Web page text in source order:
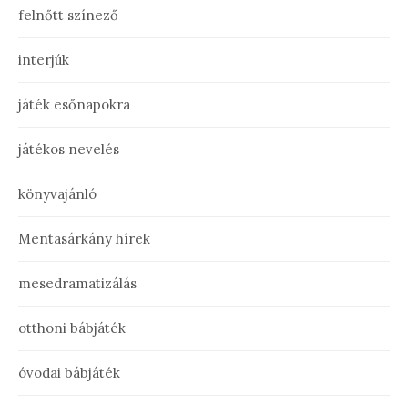
felnőtt színező
interjúk
játék esőnapokra
játékos nevelés
könyvajánló
Mentasárkány hírek
mesedramatizálás
otthoni bábjáték
óvodai bábjáték